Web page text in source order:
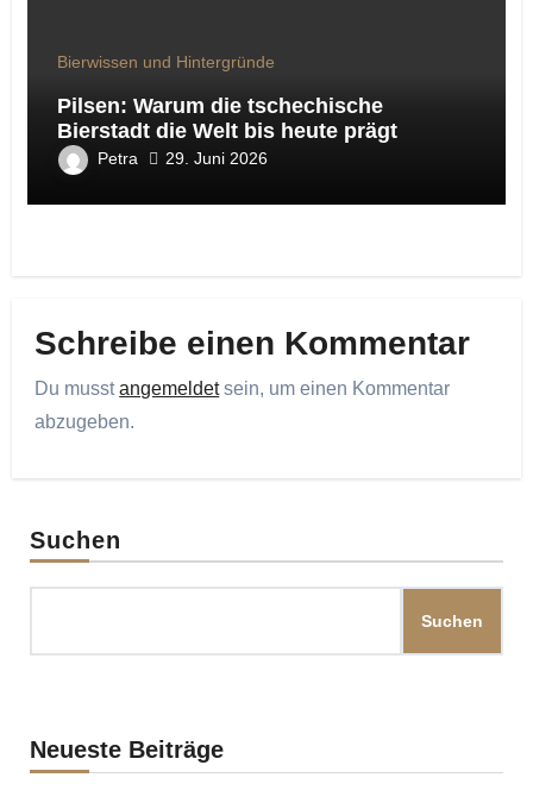
Bierwissen und Hintergründe
Pilsen: Warum die tschechische
Bierstadt die Welt bis heute prägt
Petra 29. Juni 2026
Schreibe einen Kommentar
Du musstangemeldetsein, um einen Kommentar
abzugeben.
Suchen
Suchen
Neueste Beiträge